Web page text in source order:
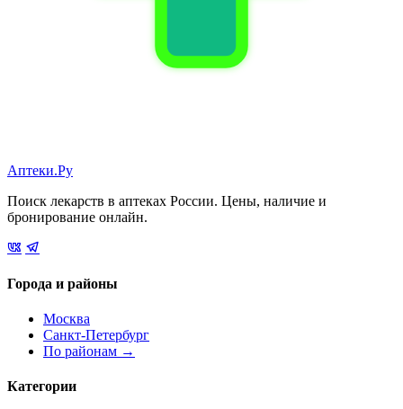
Аптеки.Ру
Поиск лекарств в аптеках России. Цены, наличие и
бронирование онлайн.
Города и районы
Москва
Санкт-Петербург
По районам →
Категории